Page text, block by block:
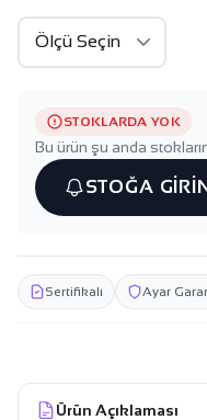
STOKLARDA YOK
Bu ürün şu anda
STOĞA
Sertifikalı Ayar
Ürün Açıklaması